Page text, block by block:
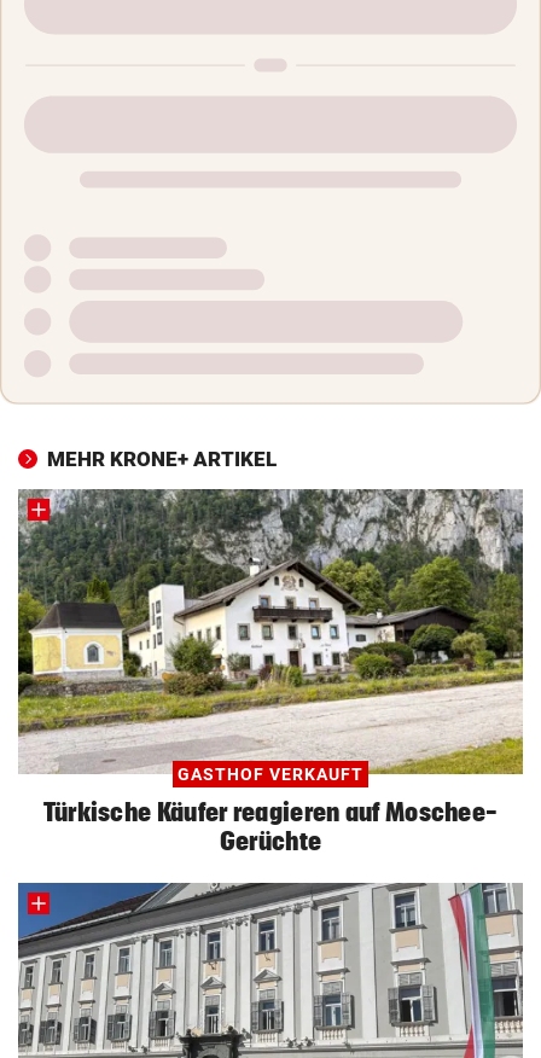
MEHR KRONE+ ARTIKEL
GASTHOF VERKAUFT
Türkische Käufer reagieren auf Moschee-
Gerüchte